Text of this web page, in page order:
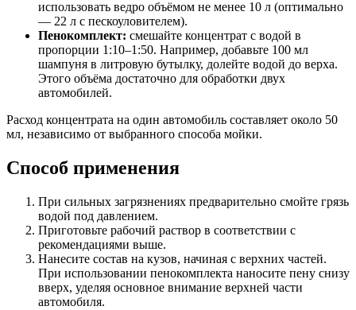
использовать ведро объёмом не менее 10 л (оптимально
— 22 л с пескоуловителем).
Пенокомплект: смешайте концентрат с водой в
пропорции 1:10–1:50. Например, добавьте 100 мл
шампуня в литровую бутылку, долейте водой до верха.
Этого объёма достаточно для обработки двух
автомобилей.
Расход концентрата на один автомобиль составляет около 50
мл, независимо от выбранного способа мойки.
Способ применения
При сильных загрязнениях предварительно смойте грязь
водой под давлением.
Приготовьте рабочий раствор в соответствии с
рекомендациями выше.
Нанесите состав на кузов, начиная с верхних частей.
При использовании пенокомплекта наносите пену снизу
вверх, уделяя основное внимание верхней части
автомобиля.